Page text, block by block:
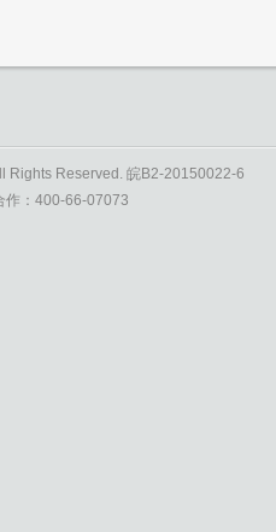
Rights Reserved. 皖B2-20150022-6
：400-66-07073